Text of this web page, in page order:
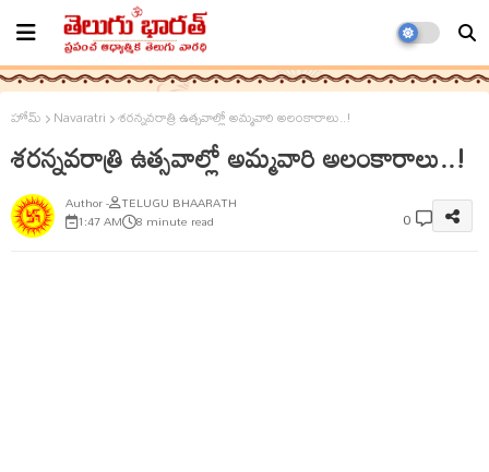
హోమ్ Navaratri శరన్నవరాత్రి ఉత్సవాల్లో అమ్మవారి అలంకారాలు..!
శరన్నవరాత్రి ఉత్సవాల్లో అమ్మవారి అలంకారాలు..!
TELUGU BHAARATH
1:47 AM 8 minute read 0